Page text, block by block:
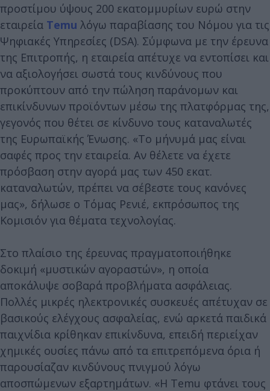
προστίμου ύψους 200 εκατομμυρίων ευρώ στην
εταιρεία Temu λόγω παραβίασης του Νόμου για τις
Ψηφιακές Υπηρεσίες (DSA). Σύμφωνα με την έρευνα
της Επιτροπής, η εταιρεία απέτυχε να εντοπίσει και
να αξιολογήσει σωστά τους κινδύνους που
προκύπτουν από την πώληση παράνομων και
επικίνδυνων προϊόντων μέσω της πλατφόρμας της,
γεγονός που θέτει σε κίνδυνο τους καταναλωτές
της Ευρωπαϊκής Ένωσης. «Το μήνυμά μας είναι
σαφές προς την εταιρεία. Αν θέλετε να έχετε
πρόσβαση στην αγορά μας των 450 εκατ.
καταναλωτών, πρέπει να σέβεστε τους κανόνες
μας», δήλωσε ο Τόμας Ρενιέ, εκπρόσωπος της
Κομισιόν για θέματα τεχνολογίας.
Στο πλαίσιο της έρευνας πραγματοποιήθηκε
δοκιμή «μυστικών αγοραστών», η οποία
αποκάλυψε σοβαρά προβλήματα ασφάλειας.
Πολλές μικρές ηλεκτρονικές συσκευές απέτυχαν σε
βασικούς ελέγχους ασφαλείας, ενώ αρκετά παιδικά
παιχνίδια κρίθηκαν επικίνδυνα, επειδή περιείχαν
χημικές ουσίες πάνω από τα επιτρεπόμενα όρια ή
παρουσίαζαν κινδύνους πνιγμού λόγω
αποσπώμενων εξαρτημάτων. «Η Temu φτάνει τους